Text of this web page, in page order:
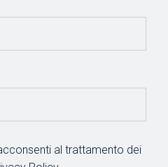
al trattamento dei